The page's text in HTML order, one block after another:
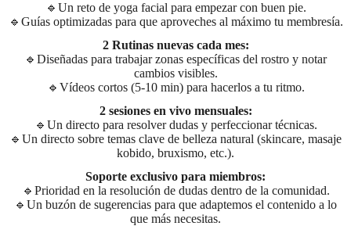
🔹Un reto de yoga facial para empezar con buen pie.
🔹Guías optimizadas para que aproveches al máximo tu membresía.
2 Rutinas nuevas cada mes:
🔹Diseñadas para trabajar zonas específicas del rostro y notar
cambios visibles.
🔹Vídeos cortos (5-10 min) para hacerlos a tu ritmo.
2 sesiones en vivo mensuales:
🔹Un directo para resolver dudas y perfeccionar técnicas.
🔹Un directo sobre temas clave de belleza natural (skincare, masaje
kobido, bruxismo, etc.).
Soporte exclusivo para miembros:
🔹Prioridad en la resolución de dudas dentro de la comunidad.
🔹Un buzón de sugerencias para que adaptemos el contenido a lo
que más necesitas.